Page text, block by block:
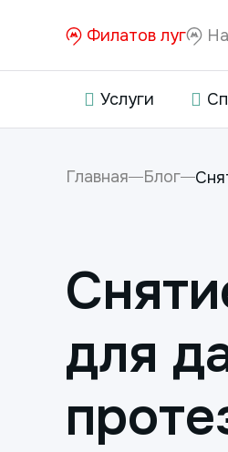
Филатов луг
Услуги
Главная Блог
для